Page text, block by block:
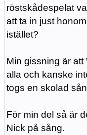
röstskådespelat
att ta in just
istället?
Min gissning är
alla och kanske
togs en skolad
För min del så är
Nick på sång.